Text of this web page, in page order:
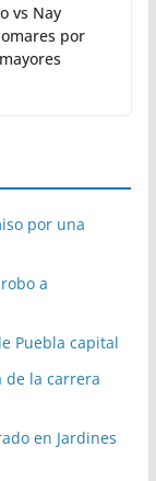
vs Nay
por
por una
a
Puebla capital
de la carrera
en Jardines